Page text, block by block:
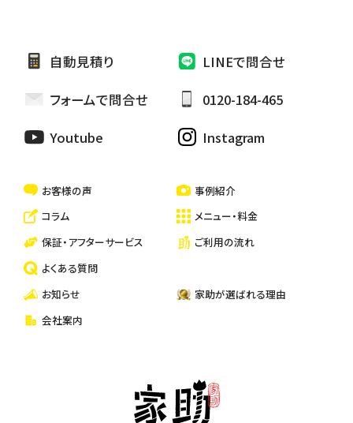
雨樋修繕/つまり
カーテン取り替け
ハウスクリーニング
一戸建て・マンション・アパートの清掃
ペットのお世話・散歩代行
自動見積り
LINEで問合せ
フォームで問合せ
0120-184-465
Youtube
Instagram
お客様の声
事例紹介
コラム
メニュー・料金
保証・アフターサービス
ご利用の流れ
よくある質問
お知らせ
家助が選ばれる理由
会社案内